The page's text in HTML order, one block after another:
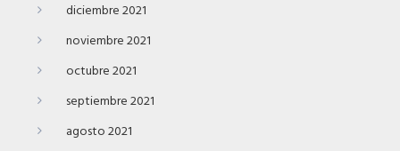
diciembre 2021
noviembre 2021
octubre 2021
septiembre 2021
agosto 2021